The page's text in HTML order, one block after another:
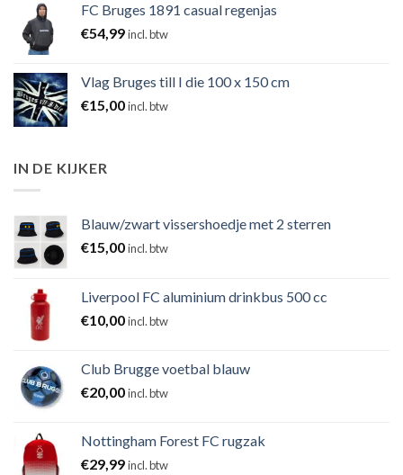
FC Bruges 1891 casual regenjas
€54,99incl. btw
Vlag Bruges till I die 100 x 150 cm
€15,00incl. btw
IN DE KIJKER
Blauw/zwart vissershoedje met 2 sterren
€15,00incl. btw
Liverpool FC aluminium drinkbus 500 cc
€10,00incl. btw
Club Brugge voetbal blauw
€20,00incl. btw
Nottingham Forest FC rugzak
€29,99incl. btw